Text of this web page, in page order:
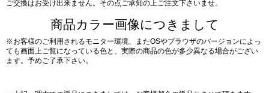
ご交換はお受け出来ません。その点ご承知の上ご注文下さいませ。
商品カラー画像につきまして
※お客様のご利用されるモニター環境、またOSやブラウザのバージョンによっ
ても画面上ご覧になっている色と、実際の商品の色が多少異なる場合がござい
ます。予めご了承下さい。